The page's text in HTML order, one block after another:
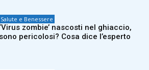
Salute e Benessere
‘Virus zombie’ nascosti nel ghiaccio,
sono pericolosi? Cosa dice l’esperto